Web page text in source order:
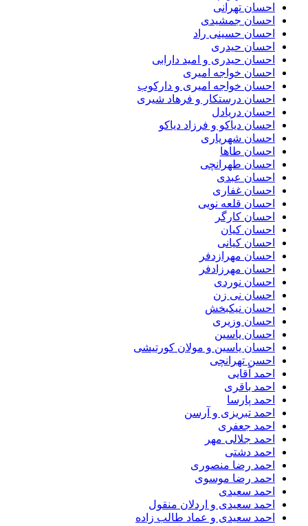
احسان تهرانی
احسان جمشیدی
احسان حسینی راد
احسان حیدری
احسان حیدری و امید دارابی
احسان خواجه امیری
احسان خواجه امیری و دارکوب
احسان درستكار و فرهاد شيرى
احسان دریادل
احسان دیاکو و فرزاد دیاکو
احسان شهریاری
احسان طاها
احسان طهرانچی
احسان عبدی
احسان غفاری
احسان قلعه نویی
احسان کارگر
احسان کیان
احسان کیانی
احسان مهرازدفر
احسان مهرزادفر
احسان نوردی
احسان نی زن
احسان نیکبخش
احسان وزیری
احسان یاسین
احسان یاسین و مولان کورتیشی
احسن تهرانچی
احمد آقایی
احمد باقری
احمد پارسا
احمد تبریزی و آرسن
احمد جعفری
احمد جلالی مهر
احمد دشتی
احمد رضا منصوری
احمد رضا موسوی
احمد سعیدی
احمد سعیدی و اردلان منقول
احمد سعیدی و عماد طالب زاده